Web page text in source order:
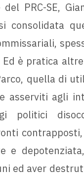
PRC-SE,
consolidata
è pratica
quella di
asserviti agli
politici
e
ed aver